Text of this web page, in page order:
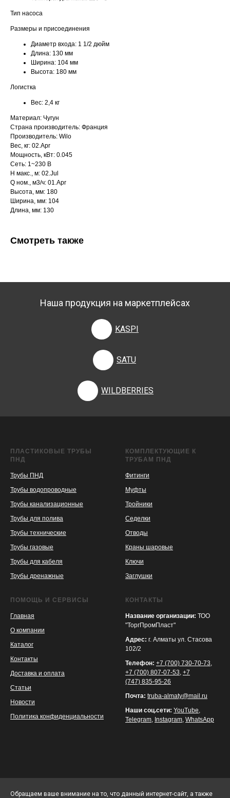
Тип насоса
Размеры и присоединения
Диаметр входа: 1 1/2 дюйм
Длина: 130 мм
Ширина: 104 мм
Высота: 180 мм
Логистка
Вес: 2,4 кг
Материал: Чугун
Страна производитель: Франция
Производитель: Wilo
Вес, кг: 02.Apr
Мощность, кВт: 0.045
Сеть: 1~230 В
H макс., м: 02.Jul
Q ном., м3/ч: 01.Apr
Высота, мм: 180
Ширина, мм: 104
Длина, мм: 130
Смотреть также
Наша продукция на маркетплейсах
KASPI
SATU
WILDBERRIES
ПЛАСТИКОВЫЕ ТРУБЫ
ПНД
Трубы ПНД
Трубы водопроводные
Трубы канализационные
Трубы для полива
Трубы технические
Трубы газовые
Трубы для кабеля
Трубы дренажные
КОМПЛЕКТУЮЩИЕ К
ТРУБАМ ПНД
Фитинги
Муфты
Тройники
Седелки
Отводы
Краны шаровые
Ключи
Заглушки
ПОМОЩЬ И СЕРВИСЫ
Главная
О компании
Каталог
Контакты
Доставка и оплата
Статьи
Новости
Политика конфиденциальности
КОНТАКТЫ
Название организации: ТОО
"ТоргПромПласт"
Адрес: г. Алматы ул. Стасова
102/2
Телефон: +7 (700) 730-70-73,
+7 (700) 807-07-53, +7
(747) 835-95-26
Почта: truba-almaty@mail.ru
Наши соц.сети: YouTube,
Telegram, Instagram, WhatsApp
Обращаем ваше внимание на то, что данный интернет-сайт, а также